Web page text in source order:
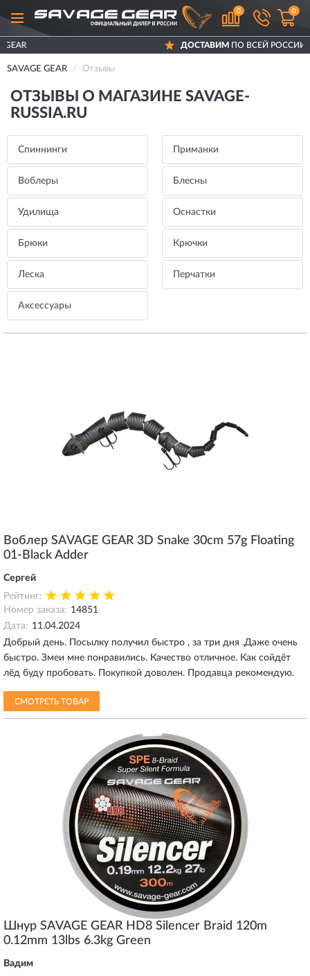
0 0
ПО ВСЕЙ РОССИИ
SAVAGE GEAR Отзывы
ОТЗЫВЫ О МАГАЗИНЕ SAVAGE-
RUSSIA.RU
Спиннинги Приманки
Воблеры Блесны
Удилища Оснастки
Брюки Крючки
Леска Перчатки
Аксессуары
Воблер SAVAGE GEAR 3D Snake 30cm 57g Floating
01-Black Adder
Сергей
Рейтинг:
Номер заказа: 14851
Дата: 11.04.2024
Добрый день. Посылку получил быстро , за три дня .Даже очень
быстро. Змеи мне понравились. Качество отличное. Как сойдёт
лёд буду пробовать. Покупкой доволен. Продавца рекомендую.
СМОТРЕТЬ ТОВАР
Шнур SAVAGE GEAR HD8 Silencer Braid 120m
0.12mm 13lbs 6.3kg Green
Вадим